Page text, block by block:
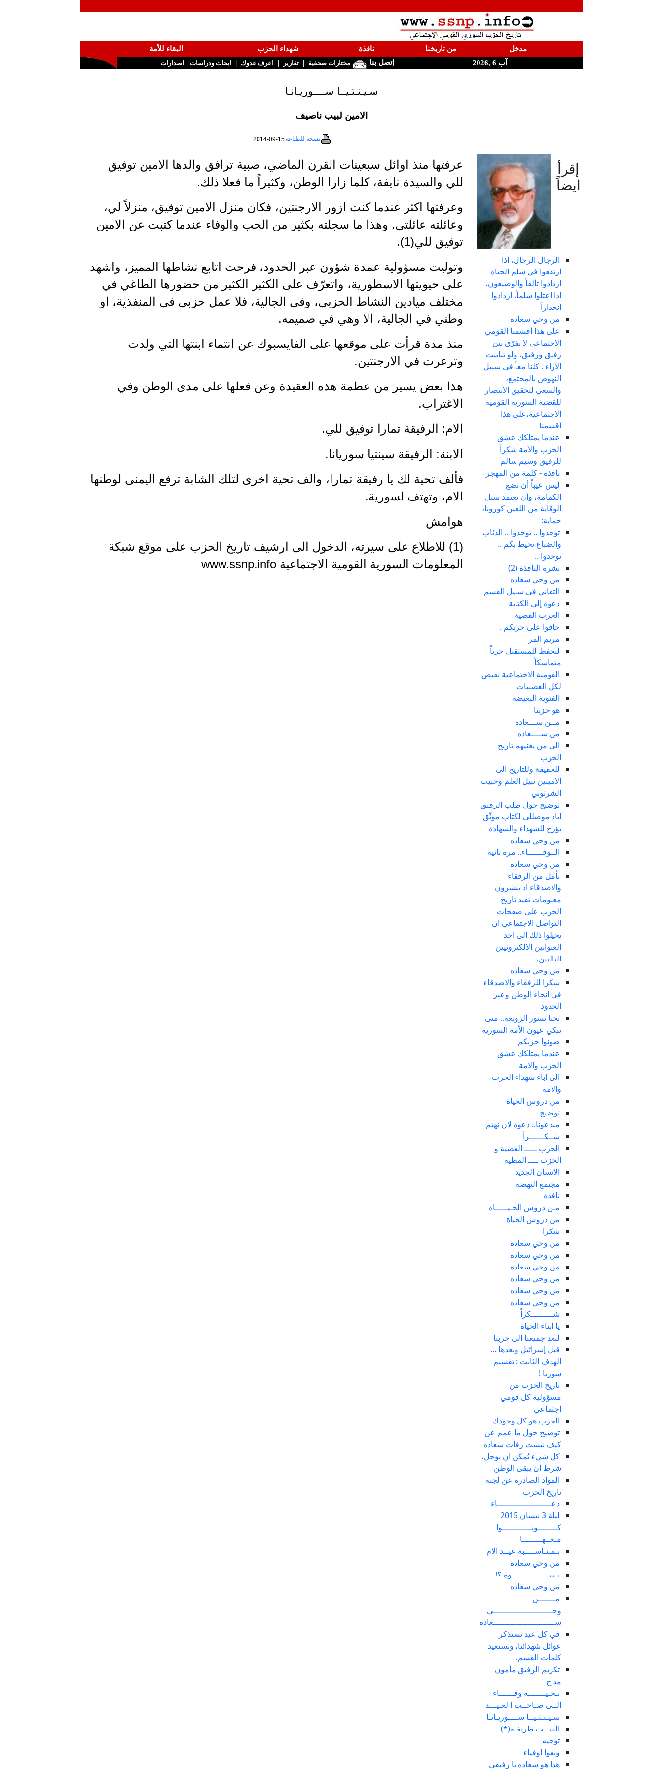
مدخل من تاريخنا نافذة شهداء الحزب
البقاء للأمة
آب 6 ,2026
إتصل بنا مختارات صحفية | تقارير | اعرف عدوك | ابحاث ودراسات اصدارات
سـيـنـتـيــا ســــوريـانـا
الامين لبيب ناصيف
نسخة للطباعة2014-09-15
إقرأ
ايضاً
الرجال الرجال، اذا
ارتفعوا في سلم الحياة
ازدادوا تألقاً والوضيعون،
اذا اعتلوا سلماً، ازدادوا
انحداراً
من وحي سعاده
على هذا أقسمنا القومي
الاجتماعي لا يفرّق بين
رفيق ورفيق، ولو تباينت
الآراء . كلنا معاً في سبيل
النهوض بالمجتمع،
والسعي لتحقيق الانتصار
للقضية السورية القومية
الاجتماعية،على هذا
أقسمنا
عندما يمتلكك عشق
الحزب والأمة شكراً
للرفيق وسيم سالم
نافذة - كلمة من المهجر
ليس عيباً أن تضع
الكمامة، وأن تعتمد سبل
الوقاية من اللعين كورونا،
حماية:
توحدوا .. توحدوا .. الذئاب
والضباع تحيط بكم ..
توحدوا ..
نشرة النافذة (2)
من وحي سعاده
التفاني في سبيل القسم
دعوة إلى الكتابة
الحزب القضية
خافوا على حزبكم .
مريم المر
لنحفظ للمستقبل حزباً
متماسكاً
القومية الاجتماعية نقيض
لكل العصبيات
الفئوية البغيضة
هو حزبنا
مــن ســـعاده
من ســــعاده
الى من يعنيهم تاريخ
الحزب
للحقيقة وللتاريخ الى
الامينين نبيل العلم وحبيب
الشرتوني
توضيح حول طلب الرفيق
اياد موصللي لكتاب موثّق
يؤرخ للشهداء والشهادة
من وحي سعاده
الــوفــــــاء.. مرة ثانية
من وحي سعاده
نأمل من الرفقاء
والاصدقاء اذ ينشرون
معلومات تفيد تاريخ
الحزب على صفحات
التواصل الاجتماعي ان
يحيلوا ذلك الى احد
العنوانين الالكترونيين
التاليين،
من وحي سعاده
شكرا للرفقاء والاصدقاء
في انحاء الوطن وعبر
الحدود
نحنا نسور الزوبعة.. متى
تبكي عيون الأمة السورية
صونوا حزبكم
عندما يمتلكك عشق
الحزب والامة
الى اباء شهداء الحزب
والامة
من دروس الحياة
توضيح
مبدعونا.. دعوة لان نهتم
شــكــــــراً
الحزب ـــــ القضية و
الحزب ــــ المطية
الانسان الجديد
مجتمع النهضة
نافذة
مـن دروس الحـيـــــاة
من دروس الحياة
شكرا
من وحي سعاده
من وحي سعاده
من وحي سعاده
من وحي سعاده
من وحي سعاده
من وحي سعاده
شـــــــــكراً
يا ابناء الحياة
لنعد جميعنا الى حزبنا
قبل إسرائيل وبعدها ...
الهدف الثابت : تقسيم
سوريا !
تاريخ الحزب من
مسؤولية كل قومي
اجتماعي
الحزب هو كل وجودك
توضيح حول ما عمم عن
كيف نبشت رفات سعاده
كل شيء يُمكن ان يؤجل،
شرط ان يبقى الوطن
المواد الصادرة عن لجنة
تاريخ الحزب
دعــــــــــــــــــــــاء
ليلة 3 نيسان 2015
كــــــــونــــــــــــوا
مـعــهــــــــا
بـمـنـاســــبة عيــد الام
من وحي سعاده
نـســـــــــــــــوه ؟!
من وحي سعاده
مـــــــن
وحــــــــــــــــــــــــي
ســـــــــــــــــــــــــعاده
في كل عيد نستذكر
عوائل شهدائنا، ونستعيد
كلمات القسم.
تكريم الرفيق مأمون
مداح
تـحـيـــــــة وفــــــاء
الــى صـاحــب ا لعـيـــد
سـيـنـتـيــا ســــوريـانـا
الســت ظريفـة(*)
توجيه
وبقوا اوفياء
هذا هو سعاده يا رفيقي
عرفتها منذ اوائل سبعينات القرن الماضي، صبية ترافق والدها الامين توفيق
للي والسيدة نايفة، كلما زارا الوطن، وكثيراً ما فعلا ذلك.
وعرفتها اكثر عندما كنت ازور الارجنتين، فكان منزل الامين توفيق، منزلاً لي،
وعائلته عائلتي. وهذا ما سجلته بكثير من الحب والوفاء عندما كتبت عن الامين
توفيق للي(1).
وتوليت مسؤولية عمدة شؤون عبر الحدود، فرحت اتابع نشاطها المميز، واشهد
على حيويتها الاسطورية، واتعرّف على الكثير الكثير من حضورها الطاغي في
مختلف ميادين النشاط الحزبي، وفي الجالية، فلا عمل حزبي في المنفذية، او
وطني في الجالية، الا وهي في صميمه.
منذ مدة قرأت على موقعها على الفايسبوك عن انتماء ابنتها التي ولدت
وترعرت في الارجنتين.
هذا بعض يسير من عظمة هذه العقيدة وعن فعلها على مدى الوطن وفي
الاغتراب.
الام: الرفيقة تمارا توفيق للي.
الابنة: الرفيقة سينتيا سوريانا.
فألف تحية لك يا رفيقة تمارا، والف تحية اخرى لتلك الشابة ترفع اليمنى لوطنها
الام، وتهتف لسورية.
هوامش
(1) للاطلاع على سيرته، الدخول الى ارشيف تاريخ الحزب على موقع شبكة
المعلومات السورية القومية الاجتماعية www.ssnp.info